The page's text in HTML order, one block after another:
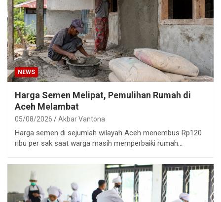
NEWS
Harga Semen Melipat, Pemulihan Rumah di
Aceh Melambat
05/08/2026 Akbar Vantona
Harga semen di sejumlah wilayah Aceh menembus Rp120
ribu per sak saat warga masih memperbaiki rumah…